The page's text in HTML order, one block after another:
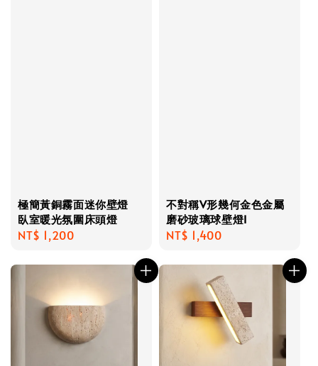
極簡黃銅霧面迷你壁燈
臥室暖光氛圍床頭燈
Regular
NT$ 1,200
不對稱V形幾何金色金屬
磨砂玻璃球壁燈I
Regular
NT$ 1,400